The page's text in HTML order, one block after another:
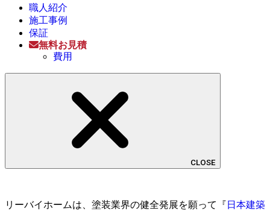
職人紹介
施工事例
保証
無料お見積
費用
CLOSE
リーバイホームは、塗装業界の健全発展を願って『 日本建築